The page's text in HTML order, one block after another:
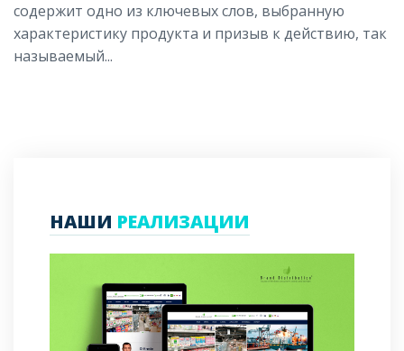
содержит одно из ключевых слов, выбранную
характеристику продукта и призыв к действию, так
называемый...
НАШИ РЕАЛИЗАЦИИ